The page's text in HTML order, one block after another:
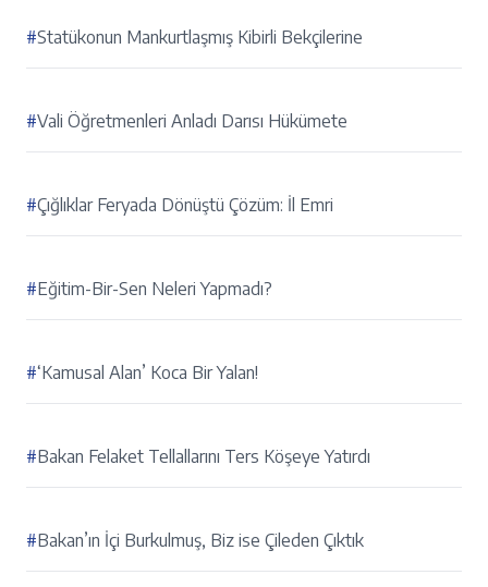
#Statükonun Mankurtlaşmış Kibirli Bekçilerine
#Vali Öğretmenleri Anladı Darısı Hükümete
#Çığlıklar Feryada Dönüştü Çözüm: İl Emri
#Eğitim-Bir-Sen Neleri Yapmadı?
#‘Kamusal Alan’ Koca Bir Yalan!
#Bakan Felaket Tellallarını Ters Köşeye Yatırdı
#Bakan’ın İçi Burkulmuş, Biz ise Çileden Çıktık